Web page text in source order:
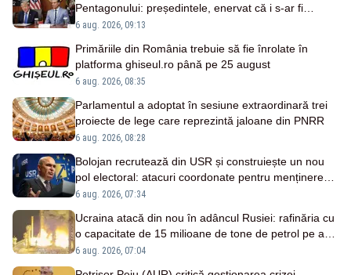
Pentagonului: președintele, enervat că i s-ar fi
ascuns penuria de rachete – SURSE
6 aug. 2026, 09:13
Primăriile din România trebuie să fie înrolate în
platforma ghiseul.ro până pe 25 august
6 aug. 2026, 08:35
Parlamentul a adoptat în sesiune extraordinară trei
proiecte de lege care reprezintă jaloane din PNRR
6 aug. 2026, 08:28
Bolojan recrutează din USR și construiește un nou
pol electoral: atacuri coordonate pentru menținerea
la putere
6 aug. 2026, 07:34
Ucraina atacă din nou în adâncul Rusiei: rafinăria cu
o capacitate de 15 milioane de tone de petrol pe an,
vizată două nopți la rând
6 aug. 2026, 07:04